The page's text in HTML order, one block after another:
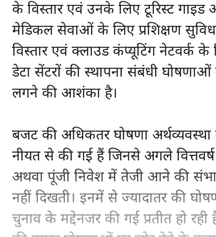
के विस्तार एवं उनके लिए टूरिस्ट गाइड
मेडिकल सेवाओं के लिए प्रशिक्षण
विस्तार एवं क्लाउड कंप्यूटिंग नेटवर्क के
डेटा सेंटरों की स्थापना संबंधी
लगने की आशंका है।
बजट की अधिकतर घोषणा अर्थव्यवस्था
नीयत से की गई हैं जिनसे अगले
अथवा पूंजी निवेश में तेजी आने की
नहीं दिखती। इनमें से ज्यादातर की
चुनाव के मद्देनजर की गई प्रतीत हो